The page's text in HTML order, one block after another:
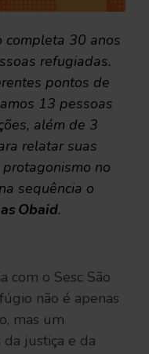
completa 30 anos
refugiadas.
pontos de
13 pessoas
além de 3
relatar suas
no
sequência o
Obaid.
com o Sesc São
não é apenas
mas um
justiça e da